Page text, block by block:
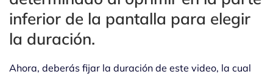
inferior de la pantalla para elegir
la duración.
Ahora, deberás fijar la duración de este video, la cual